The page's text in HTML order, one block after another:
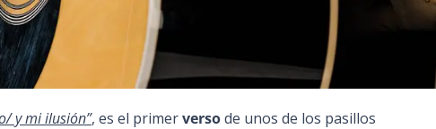
y mi ilusión”, es el primerversode unos de los pasillos